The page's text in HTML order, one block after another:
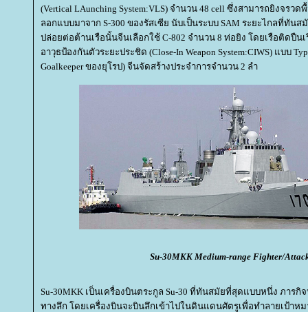
(Vertical LAunching System:VLS) จำนวน 48 cell ซึ่งสามารถยิงจรว
ลอกแบบมาจาก S-300 ของรัสเซีย นับเป็นระบบ SAM ระยะไกลที่ทัน
ปล่อยต่อต้านเรือนั้นจีนเลือกใช้ C-802 จำนวน 8 ท่อยิง โดยเรือติดปืน
อาวุธป้องกันตัวระยะประชิด (Close-In Weapon System:CIWS) แบบ
Goalkeeper ของยุโรป) จีนจัดสร้างประจำการจำนวน 2 ลำ
Su-30MKK Medium-range Fighter/
Su-30MKK เป็นเครื่องบินตระกูล Su-30 ที่ทันสมัยที่สุดแบบหนึ่ง ภารกิ
ทางลึก โดยเครื่องบินจะบินลึกเข้าไปในดินแดนศัตรูเพื่อทำลายเป้าห